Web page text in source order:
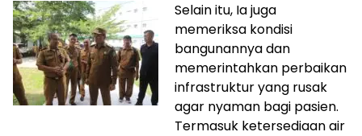
Selain itu, Ia juga
memeriksa kondisi
bangunannya dan
memerintahkan perbaikan
infrastruktur yang rusak
agar nyaman bagi pasien.
Termasuk ketersediaan air